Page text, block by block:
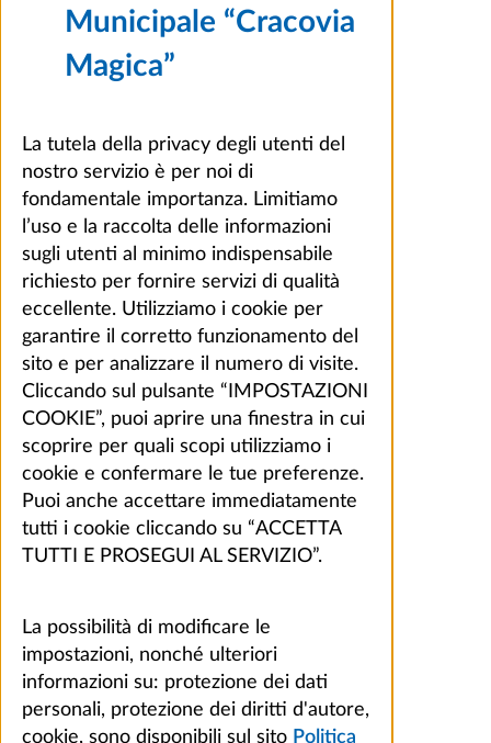
Municipale “Cracovia
Magica”
La tutela della privacy degli utenti del
nostro servizio è per noi di
fondamentale importanza. Limitiamo
l’uso e la raccolta delle informazioni
sugli utenti al minimo indispensabile
richiesto per fornire servizi di qualità
eccellente. Utilizziamo i cookie per
garantire il corretto funzionamento del
sito e per analizzare il numero di visite.
Cliccando sul pulsante “IMPOSTAZIONI
COOKIE”, puoi aprire una finestra in cui
scoprire per quali scopi utilizziamo i
cookie e confermare le tue preferenze.
Puoi anche accettare immediatamente
tutti i cookie cliccando su “ACCETTA
TUTTI E PROSEGUI AL SERVIZIO”.
La possibilità di modificare le
impostazioni, nonché ulteriori
informazioni su: protezione dei dati
personali, protezione dei diritti d'autore,
cookie, sono disponibili sul sito Politica